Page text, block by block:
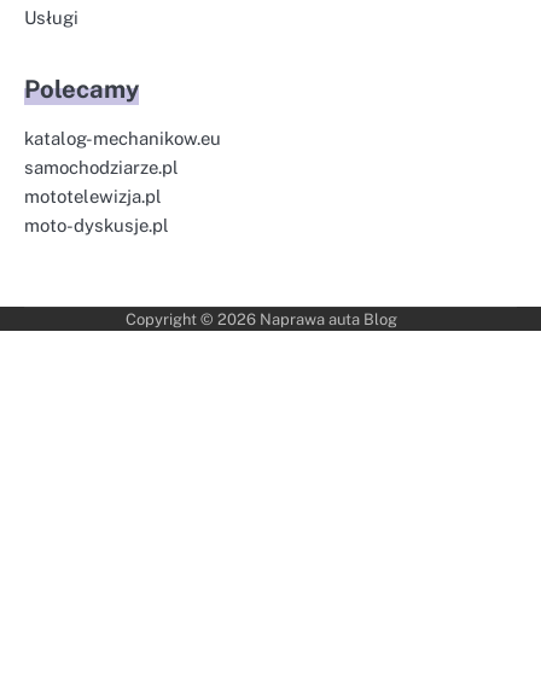
Usługi
Polecamy
katalog-mechanikow.eu
samochodziarze.pl
mototelewizja.pl
moto-dyskusje.pl
Copyright © 2026 Naprawa auta Blog